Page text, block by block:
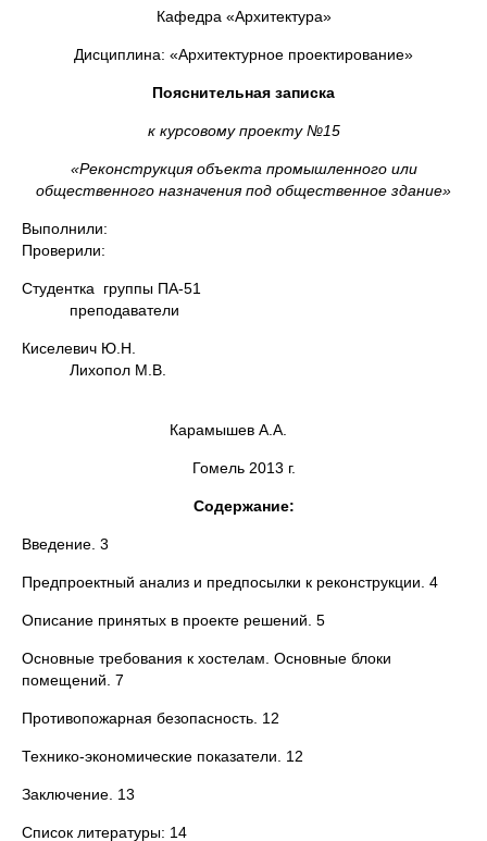
Кафедра «Архитектура»
Дисциплина: «Архитектурное проектирование»
Пояснительная записка
к курсовому проекту №15
«Реконструкция объекта промышленного или
общественного назначения под общественное здание»
Выполнили:
Проверили:
Студентка группы ПА-51
преподаватели
Киселевич Ю.Н.
Лихопол М.В.
Карамышев А.А.
Гомель 2013 г.
Содержание:
Введение. 3
Предпроектный анализ и предпосылки к реконструкции. 4
Описание принятых в проекте решений. 5
Основные требования к хостелам. Основные блоки
помещений. 7
Противопожарная безопасность. 12
Технико-экономические показатели. 12
Заключение. 13
Список литературы: 14